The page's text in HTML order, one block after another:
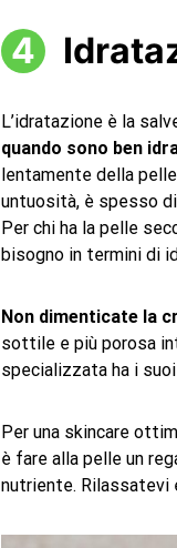
L’idratazione è la
quando sono ben
lentamente della pelle
untuosità, è spesso
Per chi ha la pelle
bisogno in termini di
Non dimenticate la
sottile e più porosa
specializzata ha i
Per una skincare
è fare alla pelle un
nutriente. Rilassatevi